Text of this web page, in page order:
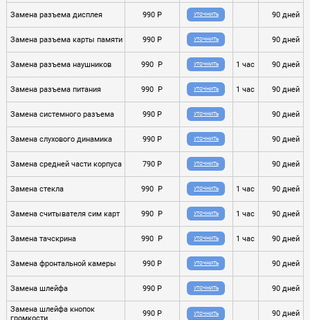
Замена разъема дисплея 990 P УТОЧНИТЬ 90 дней
Замена разъема карты памяти 990 P УТОЧНИТЬ 90 дней
Замена разъема наушников 990 P УТОЧНИТЬ 1 час 90 дней
Замена разъема питания 990 P УТОЧНИТЬ 1 час 90 дней
Замена системного разъема 990 P УТОЧНИТЬ 90 дней
Замена слухового динамика 990 P УТОЧНИТЬ 90 дней
Замена средней части корпуса 790 P УТОЧНИТЬ 90 дней
Замена стекла 990 P УТОЧНИТЬ 1 час 90 дней
Замена считывателя сим карт 990 P УТОЧНИТЬ 1 час 90 дней
Замена тачскрина 990 P УТОЧНИТЬ 1 час 90 дней
Замена фронтальной камеры 990 P УТОЧНИТЬ 90 дней
Замена шлейфа 990 P УТОЧНИТЬ 90 дней
Замена шлейфа кнопок
990 P УТОЧНИТЬ 90 дней